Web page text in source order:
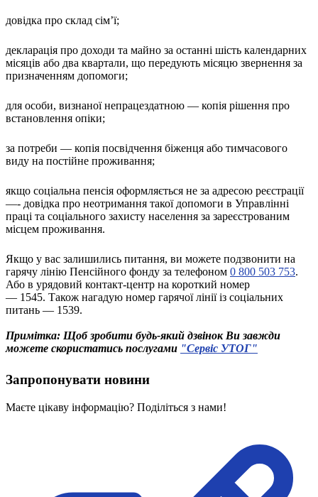
Загальна освіта
Для абітурієнтів
Українська жестова мова
Географія
Я досліджую світ
товариства глухих
Підготовка перекладачів
Безбар'єрність для глухих
Вінницька область
Волинська область
Донецька область
Житомирська область
Закарпатська область
Київ
Кіровоградська область
Миколаївська область
Тернопільська область
довідка про склад сім’ї;
декларація про доходи та майно за останні шість календарних
місяців або два квартали, що передують місяцю звернення за
призначенням допомоги;
для особи, визнаної непрацездатною — копія рішення про
встановлення опіки;
за потреби — копія посвідчення біженця або тимчасового
виду на постійне проживання;
якщо соціальна пенсія оформляється не за адресою реєстрації
—- довідка про неотримання такої допомоги в Управлінні
праці та соціального захисту населення за зареєстрованим
місцем проживання.
Якщо у вас залишились питання, ви можете подзвонити на
гарячу лінію Пенсійного фонду за телефоном 0 800 503 753.
Або в урядовий контакт-центр на короткий номер
— 1545. Також нагадую номер гарячої лінії із соціальних
питань — 1539.
Примітка: Щоб зробити будь-який дзвінок Ви завжди
можете скористатись послугами "Сервіс УТОГ"
Запропонувати новини
Маєте цікаву інформацію? Поділіться з нами!